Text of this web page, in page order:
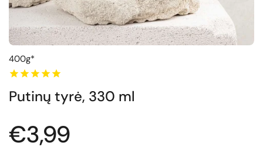
400g*
Putinų tyrė, 330 ml
Normali kaina
€3,99